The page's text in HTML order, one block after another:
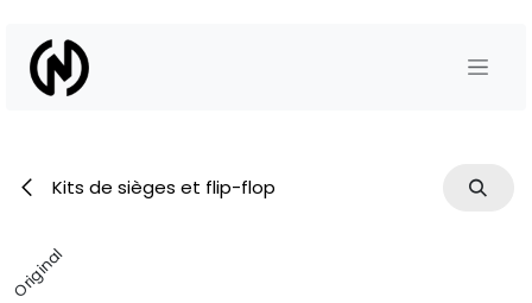
Kits de sièges et flip-flop
Original